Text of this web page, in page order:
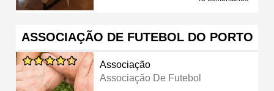
ASSOCIAÇÃO DE FUTEBOL DO PORTO
Associação
Associação De Futebol